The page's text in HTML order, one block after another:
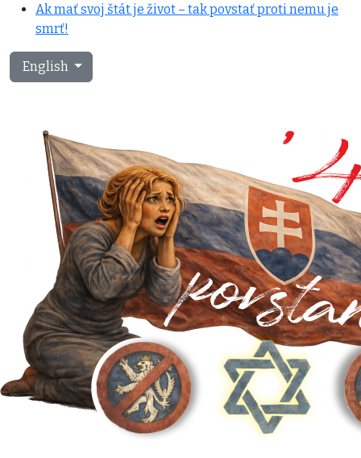
Ak mať svoj štát je život – tak povstať proti nemu je
smrť!
Select your language
English